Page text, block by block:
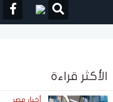
الأكثر قراءة
أخبار مصر